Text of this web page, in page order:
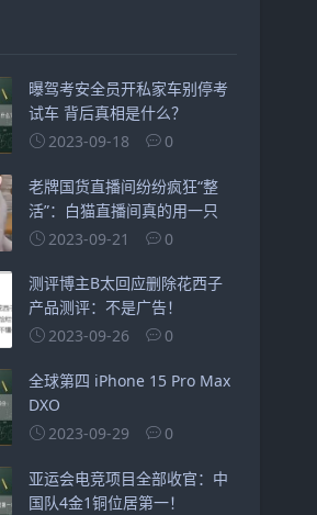
曝驾考安全员开私家车别停考
试车 背后真相是什么？
2023-09-18
0
老牌国货直播间纷纷疯狂“整
活”：白猫直播间真的用一只
2023-09-21
0
测评博主B太回应删除花西子
产品测评：不是广告！
2023-09-26
0
全球第四 iPhone 15 Pro Max
DXO
2023-09-29
0
亚运会电竞项目全部收官：中
国队4金1铜位居第一！